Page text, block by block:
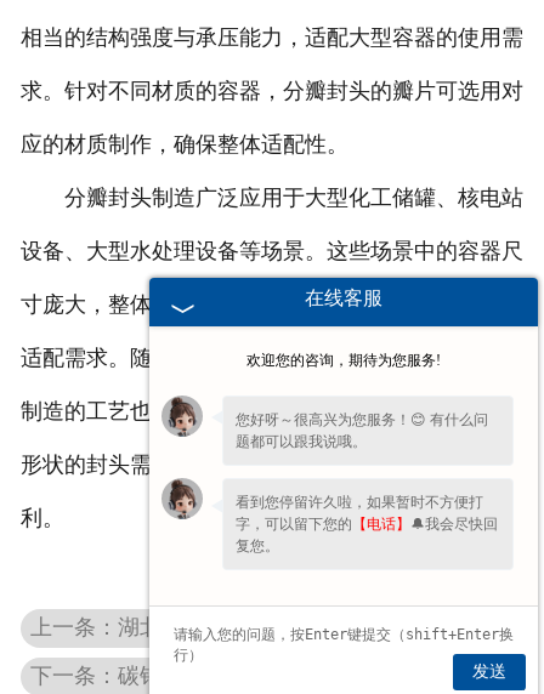
相当的结构强度与承压能力，适配大型容器的使用需
求。针对不同材质的容器，分瓣封头的瓣片可选用对
应的材质制作，确保整体适配性。
分瓣封头制造广泛应用于大型化工储罐、核电站
设备、大型水处理设备等场景。这些场景中的容器尺
寸庞大，整体封头难以实现，分瓣制造的方式能精准
适配需求。随着大型工业设备的不断发展，分瓣封头
制造的工艺也在不断优化，能适配更大尺寸、更复杂
形状的封头需求，为大型设备的生产与安装提供便
利。
上一条：湖北热压模具为封头成型提供精准塑形支撑
下一条：碳钢椭圆封头平衡成本与适配性的容器之选
在线客服
欢迎您的咨询，期待为您服务!
您好呀～很高兴为您服务！😊 有什么问
题都可以跟我说哦。
看到您停留许久啦，如果暂时不方便打
字，可以留下您的 【电话】 🔔我会尽快回
复您。
发送